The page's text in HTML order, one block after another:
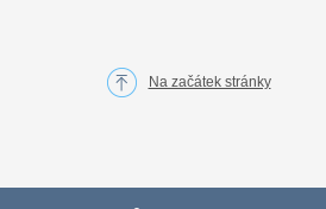
Na začátek stránky